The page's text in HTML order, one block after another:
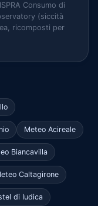
Consumo di
(siccità
ricomposti per
Meteo Acireale
Biancavilla
Caltagirone
di Iudica